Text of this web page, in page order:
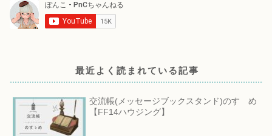
最近よく読まれている記事
交流帳(メッセージブックスタンド)のすゝめ
【FF14ハウジング】